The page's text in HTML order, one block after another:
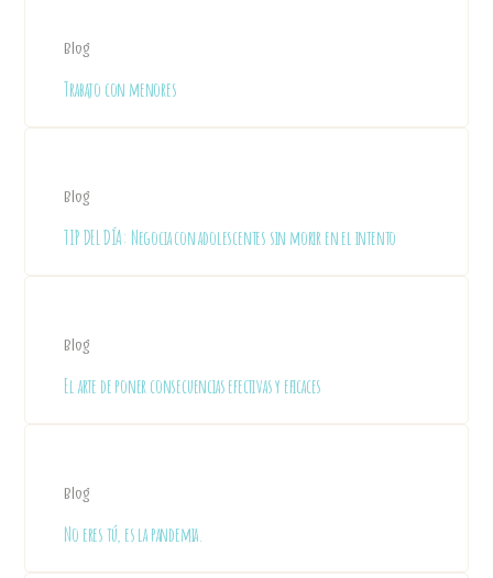
Blog
Trabajo con menores
Blog
TIP DEL DÍA: Negocia con adolescentes sin morir en el intento
Blog
El arte de poner consecuencias efectivas y eficaces
Blog
No eres tú, es la pandemia.